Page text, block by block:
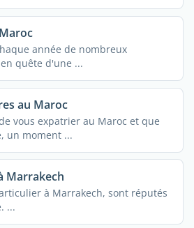
année de nombreux
quête d'une ...
au Maroc
vous expatrier au Maroc et que
un moment ...
Marrakech
à Marrakech, sont réputés
...